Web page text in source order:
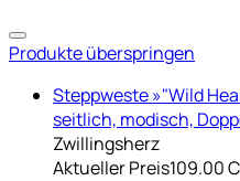
Produkte überspringen
Steppweste »"Wild
seitlich, modisch,
Zwillingsherz
Aktueller Preis109.00